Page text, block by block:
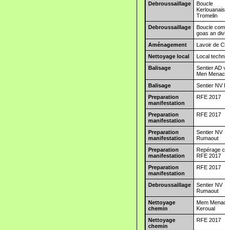
Debroussaillage
Boucle
Tromelin
Debroussaillage
Boucle
goas an
Aménagement
Lavoir de
Nettoyage local
Local
Balisage
Sentier AD
Men
Balisage
Sentier NV
Preparation
manifestation
RFE 2017
Preparation
manifestation
RFE 2017
Preparation
manifestation
Sentier NV
Rumaout
Preparation
manifestation
Repérage
RFE 2017
Preparation
manifestation
RFE 2017
Debroussaillage
Sentier NV
Rumaout
Nettoyage
chemin
Mem
Keroual
Nettoyage
chemin
RFE 2017